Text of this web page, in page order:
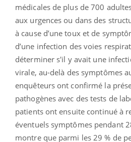
médicales de plus de 700
aux urgences ou dans des
à cause d’une toux et de
d’une infection des voies
déterminer s'il y avait une
virale, au-delà des symptômes
enquêteurs ont confirmé la
pathogènes avec des tests de
patients ont ensuite continué à
éventuels symptômes pendant
montre que parmi les 29 % de